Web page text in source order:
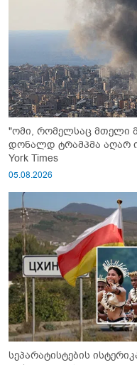
"ომი, რომელსაც მთელი
დონალდ ტრამპმა აღარ იცის,
York Times
05.08.2026
სეპარატისტების